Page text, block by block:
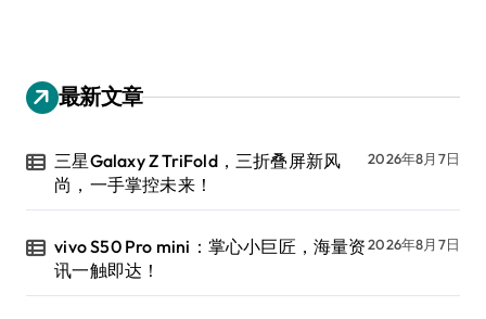
最新文章
三星Galaxy Z TriFold，三折叠屏新风
尚，一手掌控未来！
2026年8月7日
vivo S50 Pro mini：掌心小巨匠，海量资
讯一触即达！
2026年8月7日